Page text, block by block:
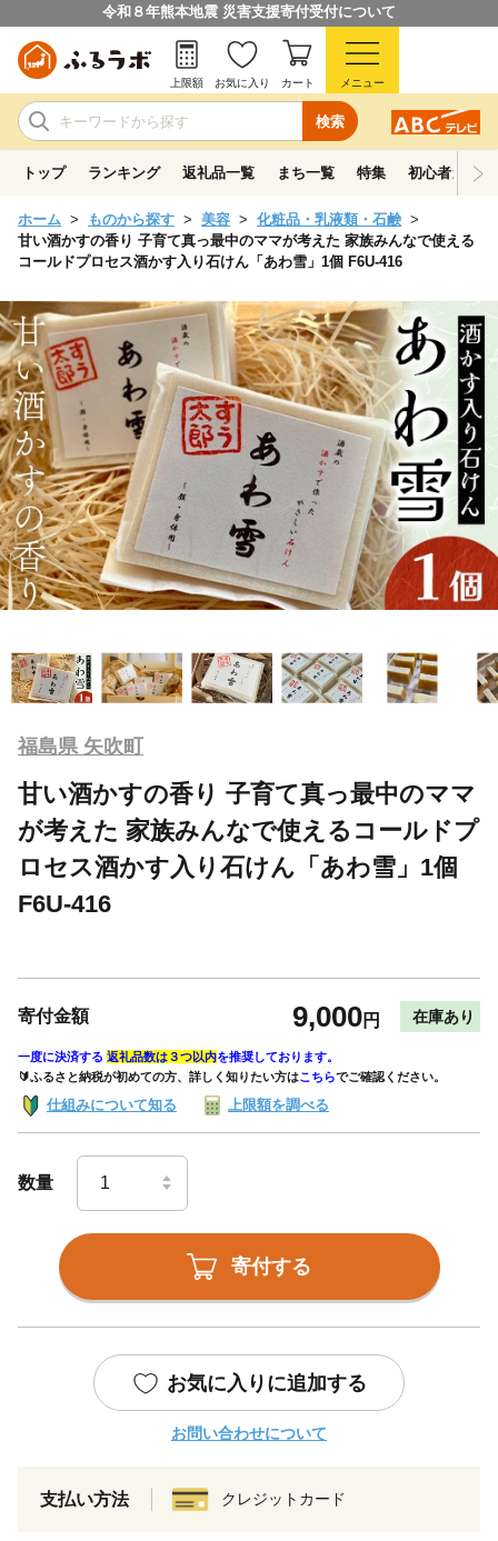
令和８年熊本地震 災害支援寄付受付について
検索
上限額 お気に入り カート メニュー
トップ ランキング 返礼品一覧 まち一覧 特集 初心者ガイド
ホーム ものから探す 美容
化粧品・乳液類・石鹸
甘い酒かすの香り 子育て真っ最中のママが考えた 家族みんなで使える
コールドプロセス酒かす入り石けん「あわ雪」1個 F6U-416
福島県 矢吹町
甘い酒かすの香り 子育て真っ最中のママ
が考えた 家族みんなで使えるコールドプ
ロセス酒かす入り石けん「あわ雪」1個
F6U-416
寄付金額 9,000円 在庫あり
一度に決済する 返礼品数は３つ以内を推奨しております。
🔰ふるさと納税が初めての方、詳しく知りたい方はこちらでご確認ください。
仕組みについて知る 上限額を調べる
数量
寄付する
お気に入りに追加する
お問い合わせについて
支払い方法 クレジットカード